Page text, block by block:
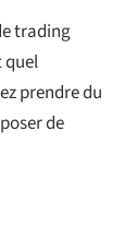
trading
quel
prendre du
de